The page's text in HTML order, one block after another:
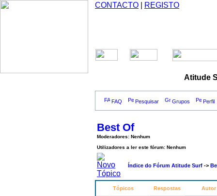
CONTACTO REGISTO
Atitude
FAQ Pesquisar Grupos Perfil
Best Of
Moderadores: Nenhum
Utilizadores a ler este fórum: Nenhum
Índice do Fórum Atitude Surf ->
Tópicos Respostas Autor